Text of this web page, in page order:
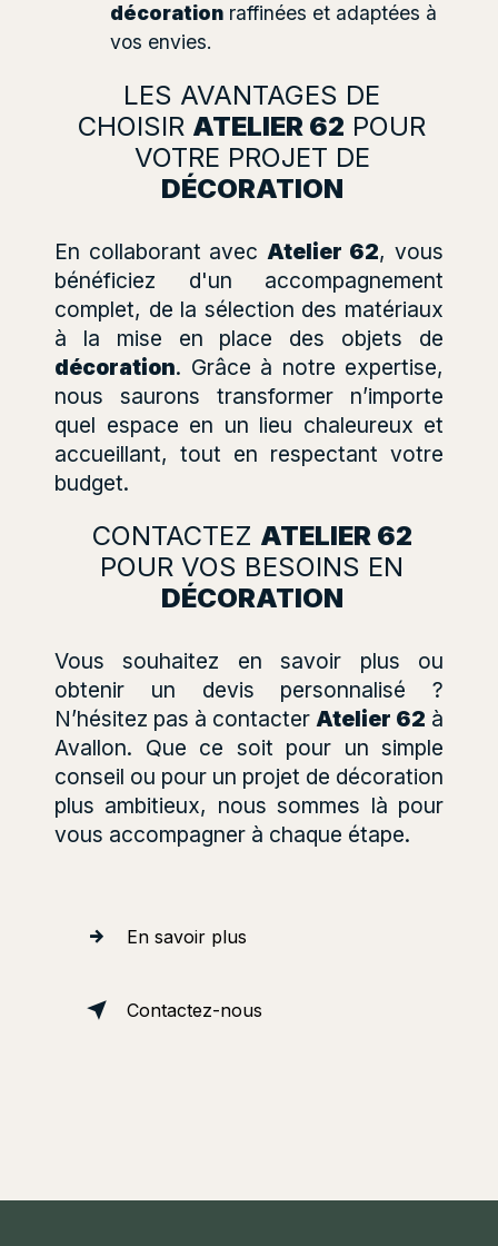
décoration raffinées et adaptées à
vos envies.
LES AVANTAGES DE
CHOISIR ATELIER 62 POUR
VOTRE PROJET DE
DÉCORATION
En collaborant avec Atelier 62, vous
bénéficiez d'un accompagnement
complet, de la sélection des matériaux
à la mise en place des objets de
décoration. Grâce à notre expertise,
nous saurons transformer n’importe
quel espace en un lieu chaleureux et
accueillant, tout en respectant votre
budget.
CONTACTEZ ATELIER 62
POUR VOS BESOINS EN
DÉCORATION
Vous souhaitez en savoir plus ou
obtenir un devis personnalisé ?
N’hésitez pas à contacter Atelier 62 à
Avallon. Que ce soit pour un simple
conseil ou pour un projet de décoration
plus ambitieux, nous sommes là pour
vous accompagner à chaque étape.
En savoir plus
Contactez-nous